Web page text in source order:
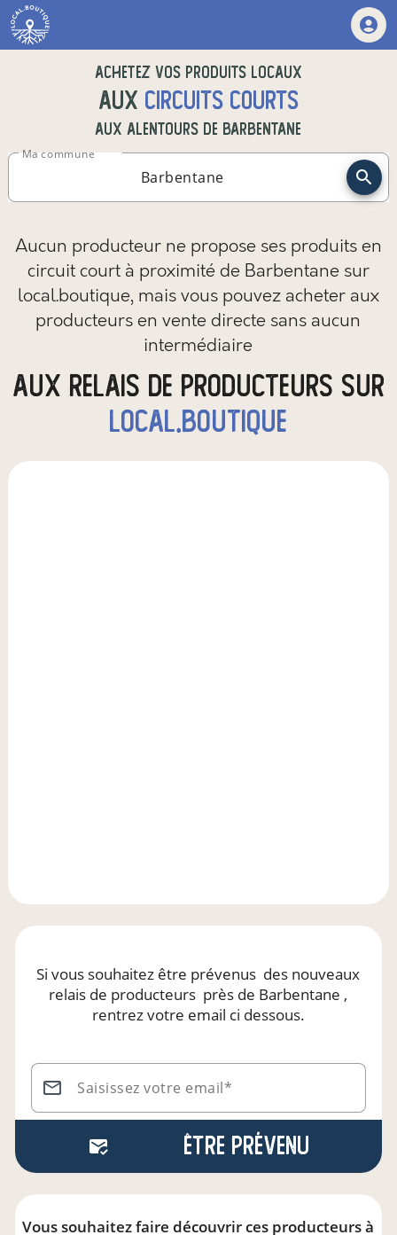
Achetez vos produits locaux
aux circuits courts
aux alentours de Barbentane
Ma commune
Aucun producteur ne propose ses produits en
circuit court à proximité de Barbentane sur
local.boutique, mais vous pouvez acheter aux
producteurs en vente directe sans aucun
intermédiaire
aux relais de producteurs sur
local.boutique
Si vous souhaitez être prévenus des nouveaux
relais de producteurs près de Barbentane ,
rentrez votre email ci dessous.
Saisissez votre email*
Être prévenu
Vous souhaitez faire découvrir ces producteurs à